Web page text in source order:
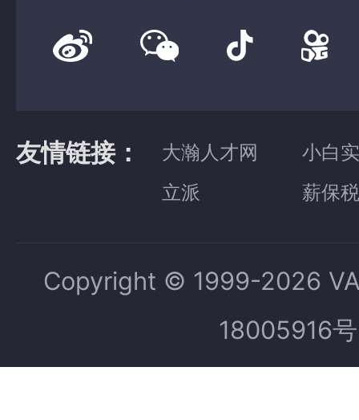
友情链接： 大瀚人才网
小白
立派
薪保税
Copyright © 1999-2026
18005916